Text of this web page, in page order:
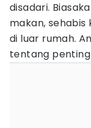
disadari.
makan,
di luar rumah.
tentang